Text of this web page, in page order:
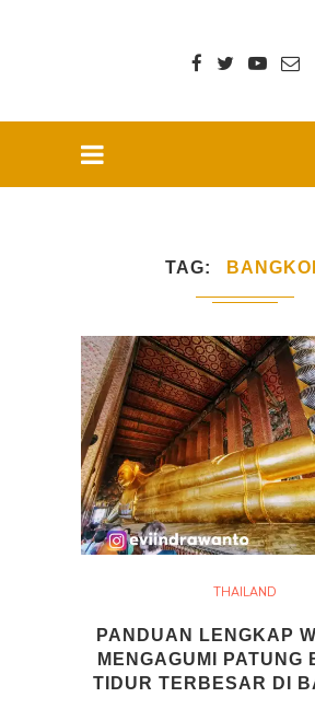
TAG
THAILAND
PANDUAN LENGKAP
MENGAGUMI PATUNG
TIDUR TERBESAR DI